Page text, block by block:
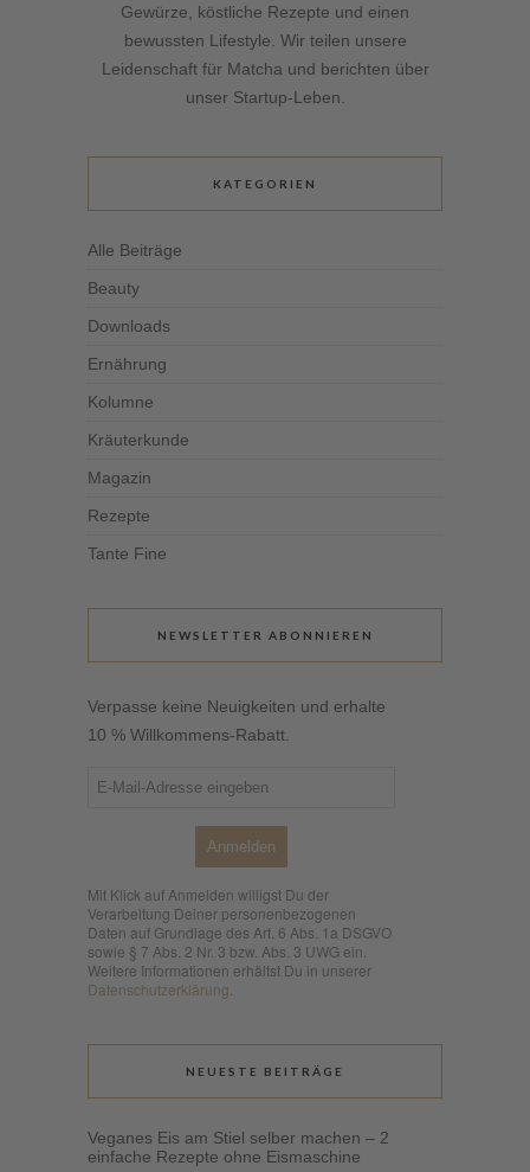
Gewürze, köstliche Rezepte und einen
bewussten Lifestyle. Wir teilen unsere
Leidenschaft für Matcha und berichten über
unser Startup-Leben.
KATEGORIEN
Alle Beiträge
Beauty
Downloads
Ernährung
Kolumne
Kräuterkunde
Magazin
Rezepte
Tante Fine
NEWSLETTER ABONNIEREN
Verpasse keine Neuigkeiten und erhalte
10 % Willkommens-Rabatt.
Anmelden
Mit Klick auf Anmelden willigst Du der
Verarbeitung Deiner personenbezogenen
Daten auf Grundlage des Art. 6 Abs. 1a DSGVO
sowie § 7 Abs. 2 Nr. 3 bzw. Abs. 3 UWG ein.
Weitere Informationen erhältst Du in unserer
Datenschutzerklärung
NEUESTE BEITRÄGE
Veganes Eis am Stiel selber machen – 2
einfache Rezepte ohne Eismaschine